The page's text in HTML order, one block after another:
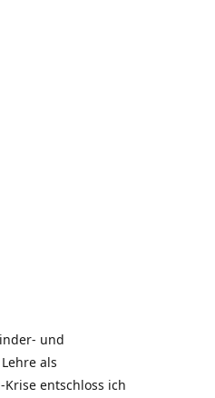
und
als
entschloss ich